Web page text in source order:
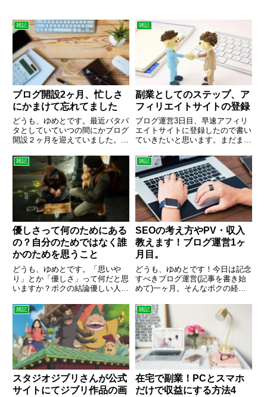
雑記
ブログ開設2ヶ月、忙しさ
にかまけて忘れてました
どうも、ゆめとです。最近バタバ
タとしていていつの間にかブログ
開設２ヶ月を迎えていました。そ
やプライベートの忙しさから最近
ブログ更新が疎かになっています
がまだまだ続けていきたいと思っ
ています。あとは正直な本音を
言...
雑記
副業としてのステップ、ア
フィリエイトサイトの登録
ブログ運営3日目、早速アフィリ
エイトサイトに登録したので書い
ていきたいと思います。まだまだ
歩。
雑記
優しさって何のためにある
の？自分のためではなく誰
かのためを思うこと
どうも、ゆめとです。「思いや
り」とか「優しさ」って何だと思
いますか？ボクの結論優しい人を
しい人であれボクは、友人に「ボ
クはアンパンマンでいたいんです
よ」っていう話をします。困って
いる人に手を差し出せるような人
で...
雑記
SEOの考え方やPV・収入
教えます！ブログ運営1ヶ
月目。
どうも、ゆめとです！今日は記念
すべきブログ運営(記事を書き始
めて)一ヶ月。そんなボクの経過
報告！収益はまだまだ先！PVは
続けた分だけ付いて来てる開設当
初はPVを増やすことを考えよ
う！ゆめとの一ヶ月の成果ブログ
収...
雑記
スタジオジブリさんが公式
サイトにてジブリ作品の画
雑記
在宅で副業！PCとスマホ
だけで収益にする方法4